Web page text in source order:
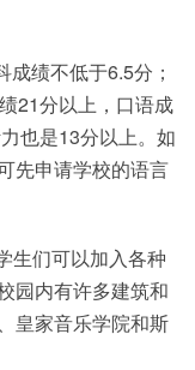
绩不低于6.5分；
21分以上，口语成
也是13分以上。如
先申请学校的语言
生们可以加入各种
园内有许多建筑和
皇家音乐学院和斯